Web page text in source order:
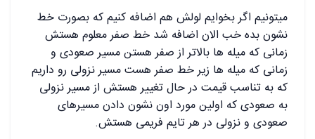
میتونیم اگر بخوایم لولش هم اضافه کنیم که بصورت خط
نشون بده خب الان اضافه شد خط صفر معلوم هستش
زمانی که میله ها بالاتر از صفر هستن مسیر صعودی و
زمانی که میله ها زیر خط صفر هست مسیر نزولی رو داریم
که به تناسب قیمت در حال تغییر هستش از مسیر نزولی
به صعودی که اولین مورد اون نشون دادن مسیرهای
صعودی و نزولی در هر تایم فریمی هستش.